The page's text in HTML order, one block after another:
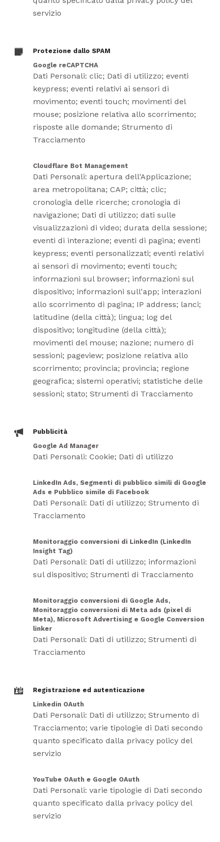
servizio
Protezione dallo SPAM
Google reCAPTCHA
Dati Personali: clic; Dati di utilizzo; eventi
keypress; eventi relativi ai sensori di
movimento; eventi touch; movimenti del
mouse; posizione relativa allo scorrimento;
risposte alle domande; Strumento di
Tracciamento
Cloudflare Bot Management
Dati Personali: apertura dell'Applicazione;
area metropolitana; CAP; città; clic;
cronologia delle ricerche; cronologia di
navigazione; Dati di utilizzo; dati sulle
visualizzazioni di video; durata della sessione;
eventi di interazione; eventi di pagina; eventi
keypress; eventi personalizzati; eventi relativi
ai sensori di movimento; eventi touch;
informazioni sul browser; informazioni sul
dispositivo; informazioni sull'app; interazioni
allo scorrimento di pagina; IP address; lanci;
latitudine (della città); lingua; log del
dispositivo; longitudine (della città);
movimenti del mouse; nazione; numero di
sessioni; pageview; posizione relativa allo
scorrimento; provincia; provincia; regione
geografica; sistemi operativi; statistiche delle
sessioni; stato; Strumenti di Tracciamento
Pubblicità
Google Ad Manager
Dati Personali: Cookie; Dati di utilizzo
LinkedIn Ads, Segmenti di pubblico simili di Google
Ads e Pubblico simile di Facebook
Dati Personali: Dati di utilizzo; Strumento di
Tracciamento
Monitoraggio conversioni di LinkedIn (LinkedIn
Insight Tag)
Dati Personali: Dati di utilizzo; informazioni
sul dispositivo; Strumenti di Tracciamento
Monitoraggio conversioni di Google Ads,
Monitoraggio conversioni di Meta ads (pixel di
Meta), Microsoft Advertising e Google Conversion
linker
Dati Personali: Dati di utilizzo; Strumenti di
Tracciamento
Registrazione ed autenticazione
Linkedin OAuth
Dati Personali: Dati di utilizzo; Strumento di
Tracciamento; varie tipologie di Dati secondo
quanto specificato dalla privacy policy del
servizio
YouTube OAuth e Google OAuth
Dati Personali: varie tipologie di Dati secondo
quanto specificato dalla privacy policy del
servizio